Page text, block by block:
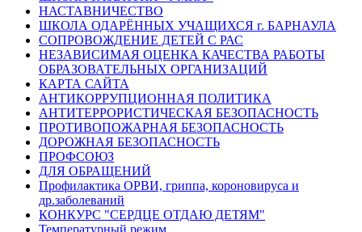
НАСТАВНИЧЕСТВО
ШКОЛА ОДАРЁННЫХ УЧАЩИХСЯ г. БАРНАУЛА
СОПРОВОЖДЕНИЕ ДЕТЕЙ С РАС
НЕЗАВИСИМАЯ ОЦЕНКА КАЧЕСТВА РАБОТЫ
ОБРАЗОВАТЕЛЬНЫХ ОРГАНИЗАЦИЙ
КАРТА САЙТА
АНТИКОРРУПЦИОННАЯ ПОЛИТИКА
АНТИТЕРРОРИСТИЧЕСКАЯ БЕЗОПАСНОСТЬ
ПРОТИВОПОЖАРНАЯ БЕЗОПАСНОСТЬ
ДОРОЖНАЯ БЕЗОПАСНОСТЬ
ПРОФСОЮЗ
ДЛЯ ОБРАЩЕНИЙ
Профилактика ОРВИ, гриппа, короновируса и
др.заболеваний
КОНКУРС "СЕРДЦЕ ОТДАЮ ДЕТЯМ"
Температурный режим